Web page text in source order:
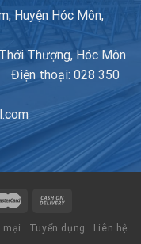
Huyện Hóc Môn,
Thượng, Hóc Môn
Điện thoại: 028 350
mại Tuyển dụng Liên hệ